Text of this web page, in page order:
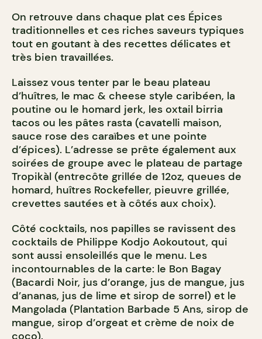
On retrouve dans chaque plat ces Épices
traditionnelles et ces riches saveurs typiques
tout en goutant à des recettes délicates et
très bien travaillées.
Laissez vous tenter par le beau plateau
d’huîtres, le mac & cheese style caribéen, la
poutine ou le homard jerk, les oxtail birria
tacos ou les pâtes rasta (cavatelli maison,
sauce rose des caraïbes et une pointe
d’épices). L’adresse se prête également aux
soirées de groupe avec le plateau de partage
Tropikàl (entrecôte grillée de 12oz, queues de
homard, huîtres Rockefeller, pieuvre grillée,
crevettes sautées et à côtés aux choix).
Côté cocktails, nos papilles se ravissent des
cocktails de Philippe Kodjo Aokoutout, qui
sont aussi ensoleillés que le menu. Les
incontournables de la carte: le Bon Bagay
(Bacardi Noir, jus d’orange, jus de mangue, jus
d’ananas, jus de lime et sirop de sorrel) et le
Mangolada (Plantation Barbade 5 Ans, sirop de
mangue, sirop d’orgeat et crème de noix de
coco).